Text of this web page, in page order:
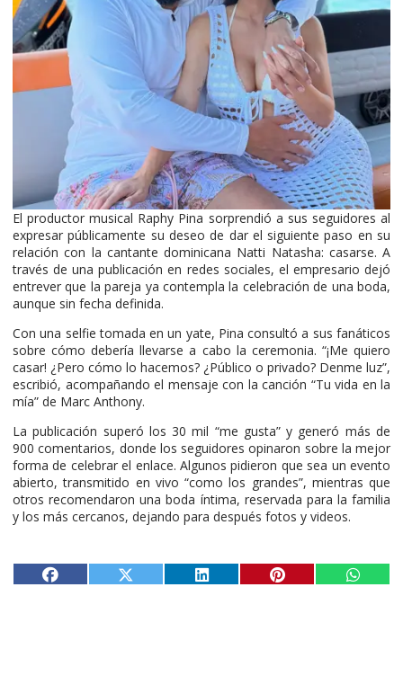
El productor musical Raphy Pina sorprendió a sus seguidores al
expresar públicamente su deseo de dar el siguiente paso en su
relación con la cantante dominicana Natti Natasha: casarse. A
través de una publicación en redes sociales, el empresario dejó
entrever que la pareja ya contempla la celebración de una boda,
aunque sin fecha definida.
Con una selfie tomada en un yate, Pina consultó a sus fanáticos
sobre cómo debería llevarse a cabo la ceremonia. “¡Me quiero
casar! ¿Pero cómo lo hacemos? ¿Público o privado? Denme luz”,
escribió, acompañando el mensaje con la canción “Tu vida en la
mía” de Marc Anthony.
La publicación superó los 30 mil “me gusta” y generó más de
900 comentarios, donde los seguidores opinaron sobre la mejor
forma de celebrar el enlace. Algunos pidieron que sea un evento
abierto, transmitido en vivo “como los grandes”, mientras que
otros recomendaron una boda íntima, reservada para la familia
y los más cercanos, dejando para después fotos y videos.